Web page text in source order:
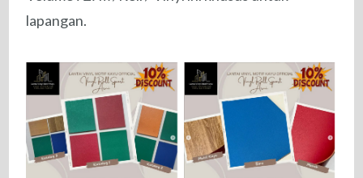
lapangan.